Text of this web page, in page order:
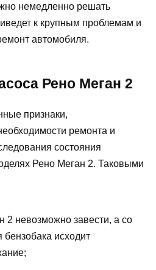
немедленно решать
к крупным проблемам и
автомобиля.
Рено Меган 2
признаки,
ремонта и
состояния
Рено Меган 2. Таковыми
2 невозможно завести, а со
исходит